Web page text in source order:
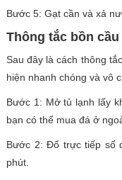
Bước 5: Gạt cần và xả
Thông tắc bồn
Sau đây là cách thông
hiện nhanh chóng và vô
Bước 1: Mở tủ lạnh lấy
bạn có thể mua đá ở
Bước 2: Đổ trực tiếp số
phút.